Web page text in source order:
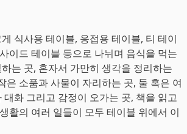
식사용 테이블, 응접용 테이블, 티 테이
이드 테이블 등으로 나뉘며 음식을 먹는
는 곳, 혼자서 가만히 생각을 정리하는
은 소품과 사물이 자리하는 곳, 둘 혹은 여
대화 그리고 감정이 오가는 곳, 책을 읽고
활의 여러 일들이 모두 테이블 위에서 이